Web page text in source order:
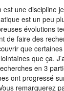
est une discipline
est un peu
évolutions
de faire des
que
que ça.
en 3
ont progressé
remarquerez